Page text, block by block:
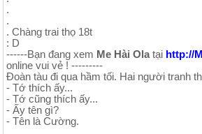
.
.
. Chàng trai thọ 18t
: D
------Bạn đang xem Me Hài Ola tại http://
online vui vẻ ! ---------
Đoàn tàu đi qua hầm tối. Hai người tranh
- Tớ thích ấy...
- Tớ cũng thích ấy...
- Ấy tên gì?
- Tên là Cường.